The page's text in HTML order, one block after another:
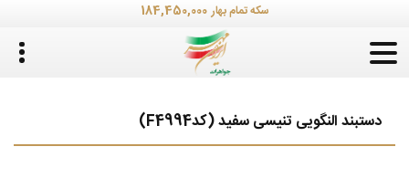
سکه تمام بهار 184,450,000
دستبند النگویی تنیسی سفید (کدF4994)